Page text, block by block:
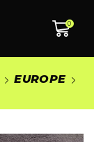
0
EUROPE